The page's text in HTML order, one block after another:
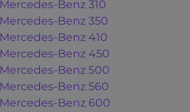
Mercedes-Benz 310
Mercedes-Benz 350
Mercedes-Benz 410
Mercedes-Benz 450
Mercedes-Benz 500
Mercedes-Benz 560
Mercedes-Benz 600